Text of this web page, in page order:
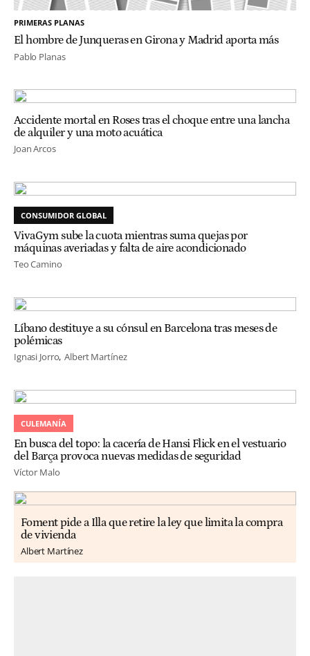
PRIMERAS PLANAS
El hombre de Junqueras en Girona y Madrid aporta más
Pablo Planas
Accidente mortal en Roses tras el choque entre una lancha
de alquiler y una moto acuática
Joan Arcos
CONSUMIDOR GLOBAL
VivaGym sube la cuota mientras suma quejas por
máquinas averiadas y falta de aire acondicionado
Teo Camino
Líbano destituye a su cónsul en Barcelona tras meses de
polémicas
Ignasi Jorro Albert Martínez
CULEMANÍA
En busca del topo: la cacería de Hansi Flick en el vestuario
del Barça provoca nuevas medidas de seguridad
Víctor Malo
Foment pide a Illa que retire la ley que limita la compra
de vivienda
Albert Martínez